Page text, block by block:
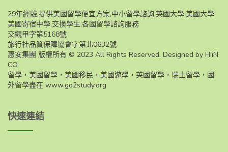
29年經驗,提供美國留學便宜方案,中小留學諮詢,英國大學,美國大學,
美國寄宿中學,交換學生,各國留學諮詢服務
交觀甲字第5168號
旅行社品質保障協會字第北0632號
惠安集團 版權所有 © 2023 All Rights Reserved. Designed by HiiN
CO
留學，美國留學，美國移民，美國遊學，英國留學，瑞士留學，國
外留學盡在 www.go2study.org
快速連結